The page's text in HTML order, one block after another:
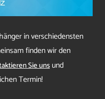
in verschiedensten
finden wir den
Sie unsund
Termin!